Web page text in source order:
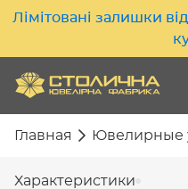
Лімітовані залишки
Главная Ювелирные
Характеристики